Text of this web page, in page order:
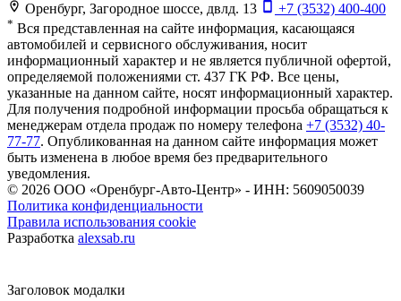
Оренбург, Загородное шоссе, двлд. 13
+7 (3532) 400-400
* Вся представленная на сайте информация, касающаяся
автомобилей и сервисного обслуживания, носит
информационный характер и не является публичной офертой,
определяемой положениями ст. 437 ГК РФ. Все цены,
указанные на данном сайте, носят информационный характер.
Для получения подробной информации просьба обращаться к
менеджерам отдела продаж по номеру телефона +7 (3532) 40-
77-77. Опубликованная на данном сайте информация может
быть изменена в любое время без предварительного
уведомления.
© 2026 ООО «Оренбург-Авто-Центр» - ИНН: 5609050039
Политика конфиденциальности
Правила использования cookie
Разработка alexsab.ru
Заголовок модалки